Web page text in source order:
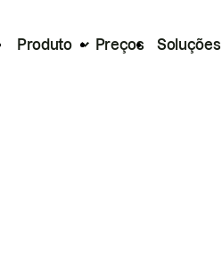
Produto Preços Soluções